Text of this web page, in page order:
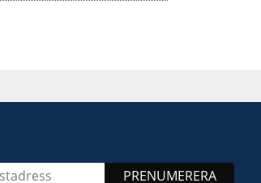
PRENUMERERA